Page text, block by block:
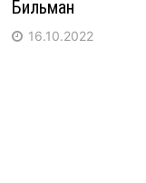
Бильман
16.10.2022